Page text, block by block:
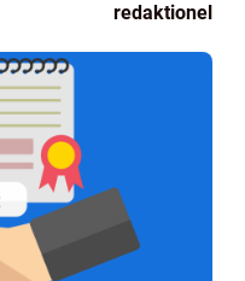
redaktionel